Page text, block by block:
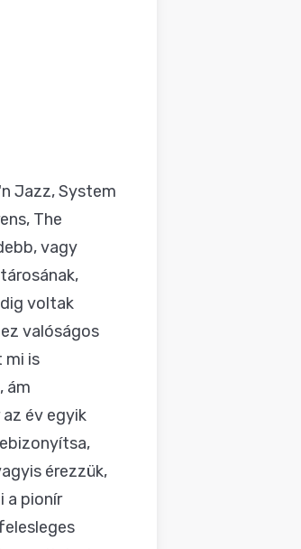
Jazz, System
The
vagy
voltak
valóságos
mi is
ám
év egyik
érezzük,
a pionír